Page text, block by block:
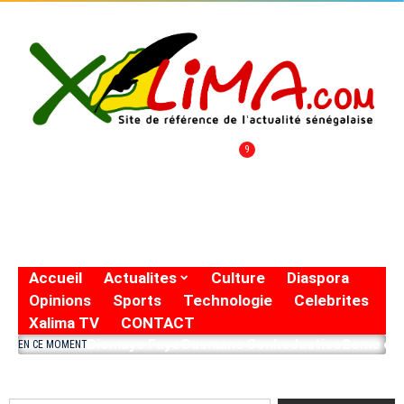
9
Accueil Actualites Culture
Diaspora
Opinions
Sports Technologie
Celebrites
Xalima TV
CONTACT
EN CE MOMENTDiomaye FayeOusmane SonkoJustice2eme